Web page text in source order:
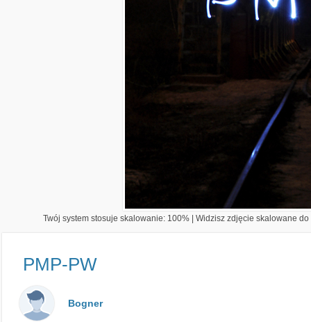
Twój system stosuje skalowanie: 100% | Widzisz zdjęcie skalowane
PMP-PW
Bogner